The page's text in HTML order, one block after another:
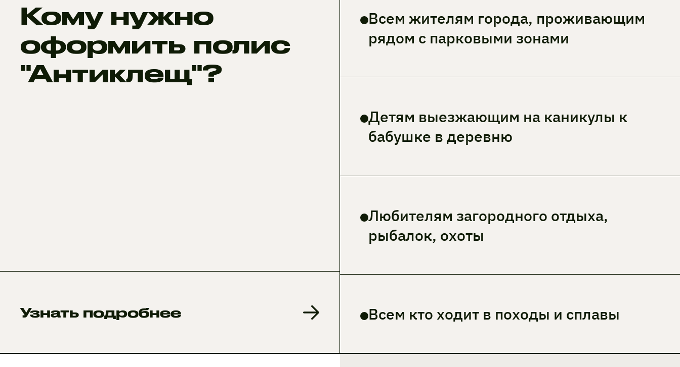
Кому нужно
оформить полис
"Антиклещ"?
Узнать подробнее
Всем жителям города, проживающим
рядом с парковыми зонами
Детям выезжающим на каникулы к
бабушке в деревню
Любителям загородного отдыха,
рыбалок, охоты
Всем кто ходит в походы и сплавы